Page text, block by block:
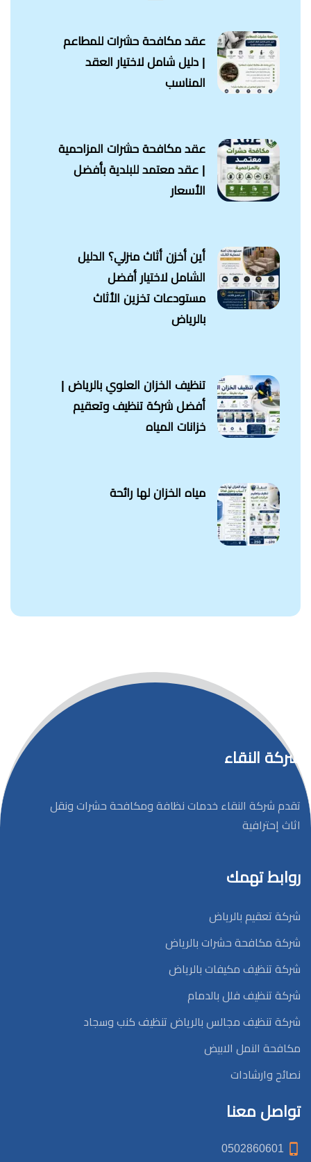
عقد مكافحة حشرات للمطاعم
| دليل شامل لاختيار العقد
المناسب
عقد مكافحة حشرات المزاحمية
| عقد معتمد للبلدية بأفضل
الأسعار
أين أخزن أثاث منزلي؟ الدليل
الشامل لاختيار أفضل
مستودعات تخزين الأثاث
بالرياض
تنظيف الخزان العلوي بالرياض |
أفضل شركة تنظيف وتعقيم
خزانات المياه
مياه الخزان لها رائحة
شركة النقاء
تقدم شركة النقاء خدمات نظافة ومكافحة حشرات ونقل
اثاث إحترافية
روابط تهمك
شركة تعقيم بالرياض
شركة مكافحة حشرات بالرياض
شركة تنظيف مكيفات بالرياض
شركة تنظيف فلل بالدمام
شركة تنظيف مجالس بالرياض تنظيف كنب وسجاد
مكافحة النمل الابيض
نصائح وارشادات
تواصل معنا